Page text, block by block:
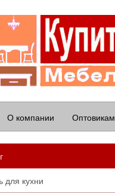
О компании Оптовикам
для кухни